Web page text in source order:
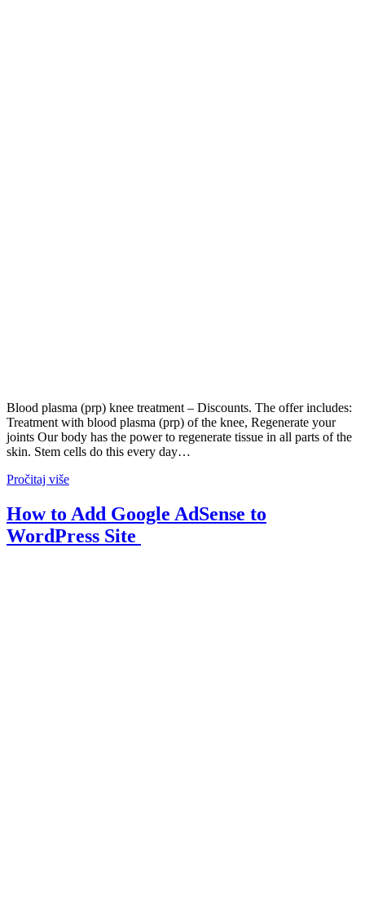
Blood plasma (prp) knee treatment – Discounts. The offer includes:
Treatment with blood plasma (prp) of the knee, Regenerate your
joints Our body has the power to regenerate tissue in all parts of the
skin. Stem cells do this every day…
Pročitaj više
How to Add Google AdSense to
WordPress Site